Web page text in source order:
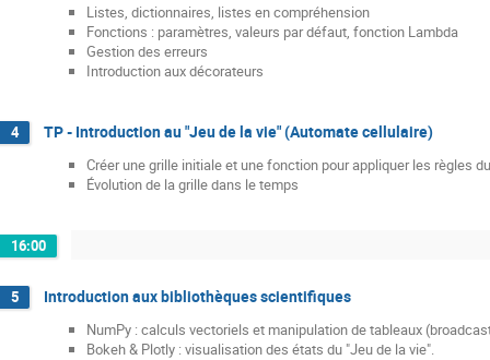
Listes, dictionnaires, listes en compréhension
Fonctions : paramètres, valeurs par défaut, fonction Lambda
Gestion des erreurs
Introduction aux décorateurs
4 TP - Introduction au "Jeu de la vie" (Automate cellulaire)
Créer une grille initiale et une fonction pour appliquer les règles
Évolution de la grille dans le temps
16:00
5 Introduction aux bibliothèques scientifiques
NumPy : calculs vectoriels et manipulation de tableaux
Bokeh & Plotly : visualisation des états du "Jeu de la vie".